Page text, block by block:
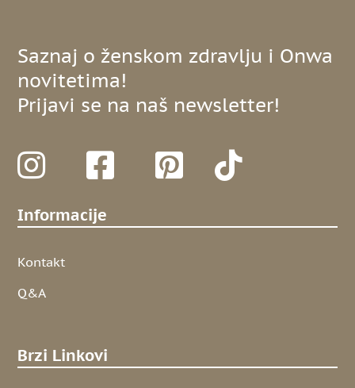
Informacije
Kontakt
Q&A
Brzi Linkovi
Saznaj o ženskom zdravlju i Onwa
novitetima!
Prijavi se na naš newsletter!